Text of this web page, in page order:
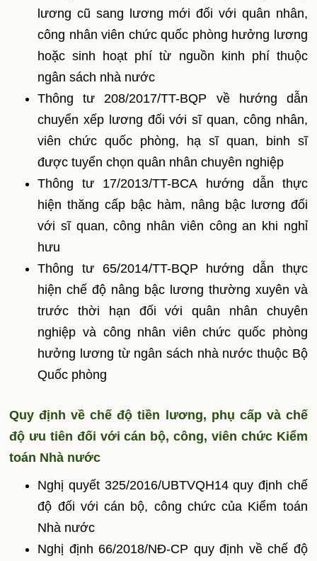
lương cũ sang lương mới đối với quân nhân,
công nhân viên chức quốc phòng hưởng lương
hoặc sinh hoạt phí từ nguồn kinh phí thuộc
ngân sách nhà nước
Thông tư 208/2017/TT-BQP về hướng dẫn
chuyển xếp lương đối với sĩ quan, công nhân,
viên chức quốc phòng, hạ sĩ quan, binh sĩ
được tuyển chọn quân nhân chuyên nghiệp
Thông tư 17/2013/TT-BCA hướng dẫn thực
hiện thăng cấp bậc hàm, nâng bậc lương đối
với sĩ quan, công nhân viên công an khi nghỉ
hưu
Thông tư 65/2014/TT-BQP hướng dẫn thực
hiện chế độ nâng bậc lương thường xuyên và
trước thời hạn đối với quân nhân chuyên
nghiệp và công nhân viên chức quốc phòng
hưởng lương từ ngân sách nhà nước thuộc Bộ
Quốc phòng
Quy định về chế độ tiền lương, phụ cấp và chế
độ ưu tiên đối với cán bộ, công, viên chức Kiểm
toán Nhà nước
Nghị quyết 325/2016/UBTVQH14 quy định chế
độ đối với cán bộ, công chức của Kiểm toán
Nhà nước
Nghị định 66/2018/NĐ-CP quy định về chế độ